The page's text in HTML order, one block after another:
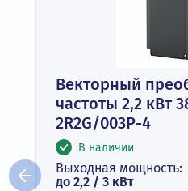
Векторный
частоты 2,2 кВт
2R2G/003P-4
В наличии
Выходная мощность:
до 2,2 / 3 кВт